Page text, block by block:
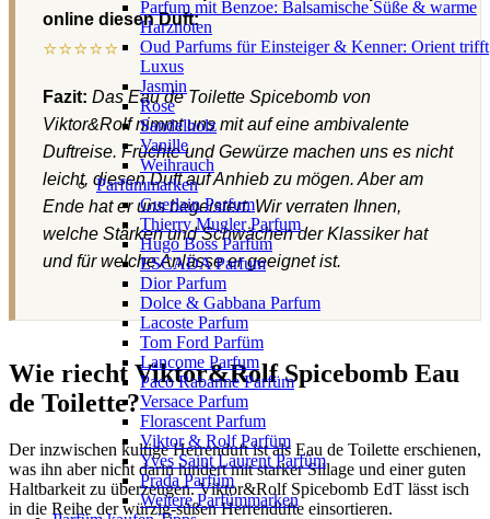
Parfum mit Benzoe: Balsamische Süße & warme
Harznoten
Oud Parfums für Einsteiger & Kenner: Orient trifft
Luxus
Jasmin
Rose
Sandelholz
Vanille
Weihrauch
Parfümmarken
Guerlain Parfum
Thierry Mugler Parfum
Hugo Boss Parfum
ESCADA Parfum
Dior Parfum
Dolce & Gabbana Parfum
Lacoste Parfum
Tom Ford Parfüm
Lancome Parfum
Paco Rabanne Parfüm
Versace Parfum
Florascent Parfum
Viktor & Rolf Parfüm
Yves Saint Laurent Parfüm
Prada Parfüm
Weitere Parfümmarken
online diesen Duft:
⭐⭐⭐⭐⭐
Fazit: Das Eau de Toilette Spicebomb von
Viktor&Rolf nimmt uns mit auf eine ambivalente
Duftreise. Früchte und Gewürze machen uns es nicht
leicht, diesen Duft auf Anhieb zu mögen. Aber am
Ende hat er uns begeistert. Wir verraten Ihnen,
welche Stärken und Schwächen der Klassiker hat
und für welche Anlässe er geeignet ist.
Wie riecht Viktor&Rolf Spicebomb Eau
de Toilette?
Der inzwischen kultige Herrenduft ist als Eau de Toilette erschienen,
was ihn aber nicht darin hindert mit starker Sillage und einer guten
Haltbarkeit zu überzeugen. Viktor&Rolf Spicebomb EdT lässt isch
in die Reihe der würzig-süßen Herrendüfte einsortieren.